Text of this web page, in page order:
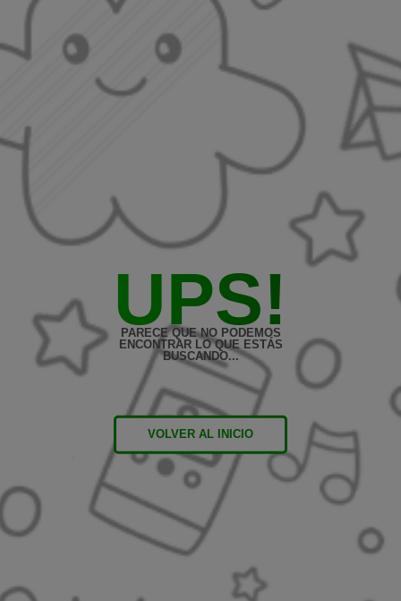
UPS!
PARECE QUE NO PODEMOS
ENCONTRAR LO QUE ESTÁS
BUSCANDO...
VOLVER AL INICIO